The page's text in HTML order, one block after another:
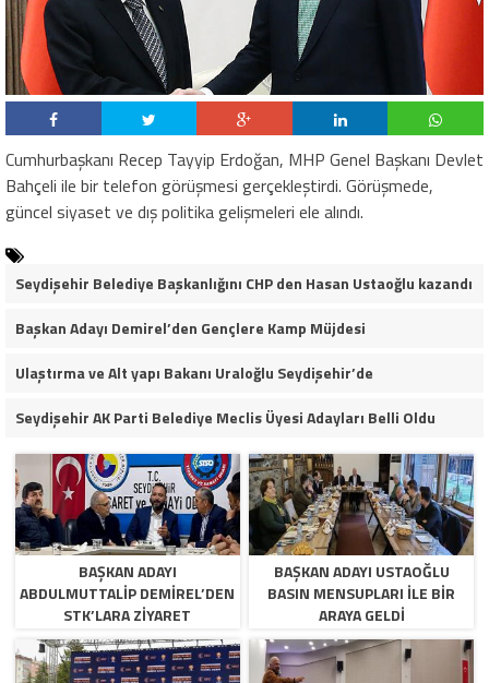
Cumhurbaşkanı Recep Tayyip Erdoğan, MHP Genel Başkanı Devlet
Bahçeli ile bir telefon görüşmesi gerçekleştirdi. Görüşmede,
güncel siyaset ve dış politika gelişmeleri ele alındı.
Seydişehir Belediye Başkanlığını CHP den Hasan Ustaoğlu kazandı
Başkan Adayı Demirel’den Gençlere Kamp Müjdesi
Ulaştırma ve Alt yapı Bakanı Uraloğlu Seydişehir’de
Seydişehir AK Parti Belediye Meclis Üyesi Adayları Belli Oldu
BAŞKAN ADAYI
ABDULMUTTALIP DEMIREL’DEN
STK’LARA ZIYARET
BAŞKAN ADAYI USTAOĞLU
BASIN MENSUPLARI ILE BIR
ARAYA GELDI